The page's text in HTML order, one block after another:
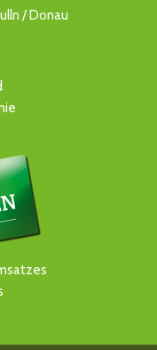
/ Donau